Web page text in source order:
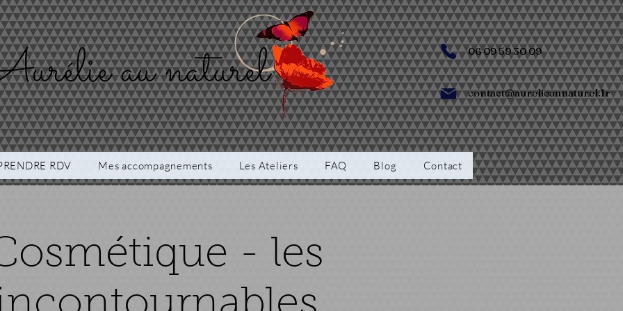
06 09 59 30 09
contact@aurelieaunaturel.fr
RDV Mes accompagnements Les Ateliers FAQ Blog Contact
- les